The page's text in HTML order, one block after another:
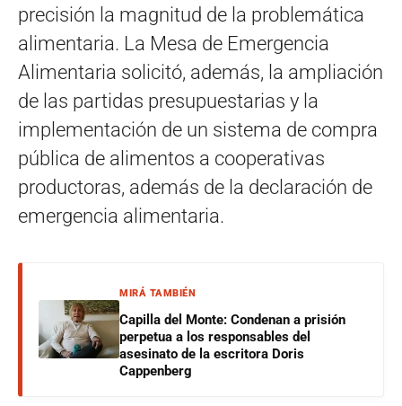
precisión la magnitud de la problemática
alimentaria. La Mesa de Emergencia
Alimentaria solicitó, además, la ampliación
de las partidas presupuestarias y la
implementación de un sistema de compra
pública de alimentos a cooperativas
productoras, además de la declaración de
emergencia alimentaria.
MIRÁ TAMBIÉN
Capilla del Monte: Condenan a prisión
perpetua a los responsables del
asesinato de la escritora Doris
Cappenberg